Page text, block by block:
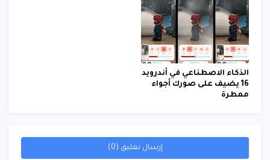
الذكاء الاصطناعي في أندرويد
16 يضيف على صورك أجواء
ممطرة
إرسال تعليق (0)